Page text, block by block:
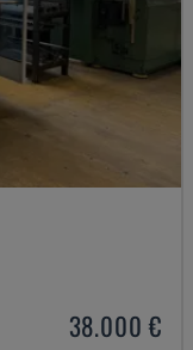
38.000 €